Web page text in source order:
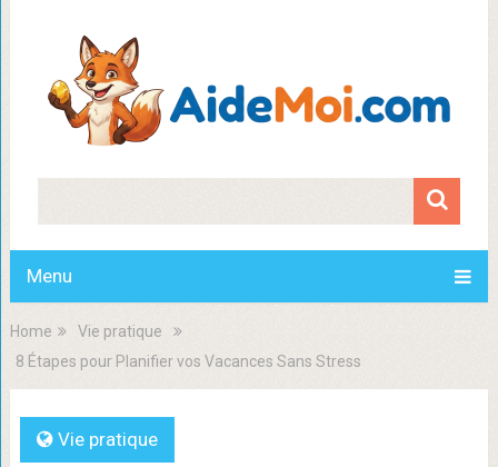
Menu
Home
Vie pratique
8 Étapes pour Planifier vos Vacances Sans Stress
Vie pratique